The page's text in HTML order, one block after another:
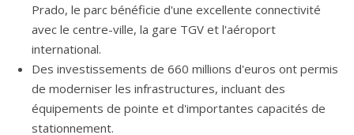
Prado, le parc bénéficie d'une excellente connectivité
avec le centre-ville, la gare TGV et l'aéroport
international.
Des investissements de 660 millions d'euros ont permis
de moderniser les infrastructures, incluant des
équipements de pointe et d'importantes capacités de
stationnement.